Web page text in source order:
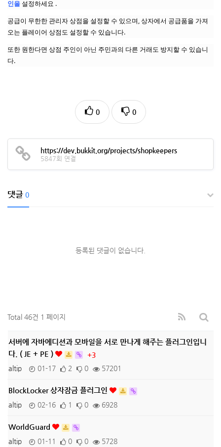
인을설정하세요 .
공급이 무한한 관리자 상점을 설정할 수 있으며, 상자에서 공급품을 가져
오는 플레이어 상점도 설정할 수 있습니다.
또한 원한다면 상점 주인이 아닌 주민과의 다른 거래도 방지할 수 있습니
다.
0 0
https://dev.bukkit.org/projects/shopkeepers
5847회 연결
댓글 0
등록된 댓글이 없습니다.
Total 46건 1 페이지
서버에 자바에디션과 모바일을 서로 만나게 해주는 플러그인입니
다. ( JE + PE )
+3
altip
01-17 2 0 57201
BlockLocker 상자잠금 플러그인
altip 02-16 1 0 6928
WorldGuard
altip 01-11 0 0 5728